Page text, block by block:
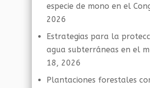
especie de mono en el
2026
Estrategias para la
agua subterráneas en el
18, 2026
Plantaciones forestales